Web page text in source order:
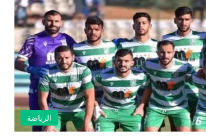
الرياضة